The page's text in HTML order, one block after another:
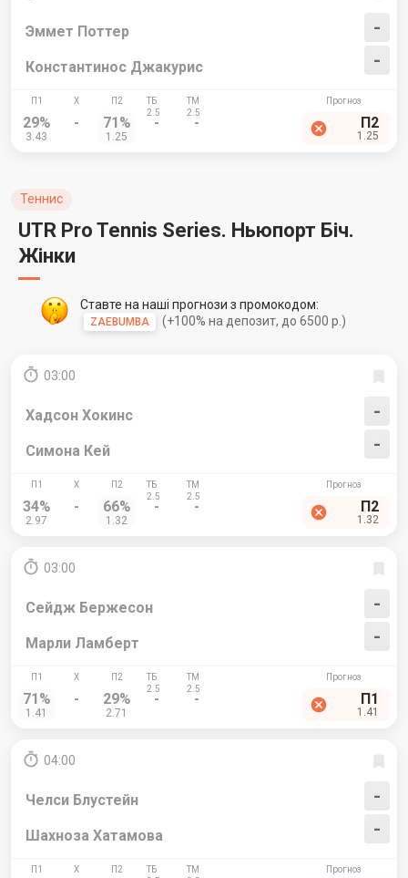
Эммет Поттер
-
-
Константинос Джакурис
29%
3.43
- 71%
1.25
- - П2
1.25
Теннис
UTR Pro Tennis Series. Ньюпорт Біч.
Жінки
Ставте на наші прогнози з промокодом:
ZAEBUMBA (+100% на депозит, до 6500 р.)
03:00
Хадсон Хокинс
-
-
Симона Кей
34%
2.97
- 66%
1.32
- - П2
1.32
03:00
Сейдж Бержесон
-
-
Марли Ламберт
71%
1.41
- 29%
2.71
- - П1
1.41
04:00
Челси Блустейн
-
-
Шахноза Хатамова